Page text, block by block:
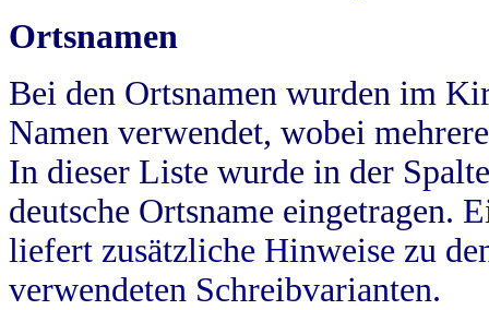
Ortsnamen
Bei den Ortsnamen wurden im
Namen verwendet, wobei
In dieser Liste wurde in der
deutsche Ortsname eingetragen.
liefert zusätzliche Hinweise zu
verwendeten Schreibvarianten.